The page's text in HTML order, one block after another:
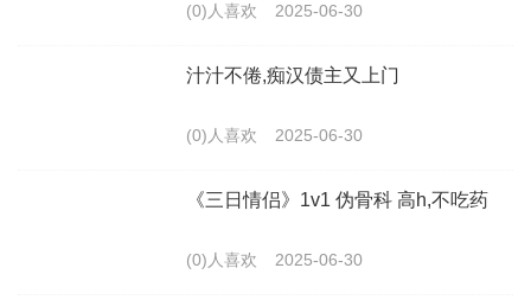
(0)人喜欢 2025-06-30
汁汁不倦,痴汉债主又上门
(0)人喜欢 2025-06-30
《三日情侣》1v1 伪骨科 高h,不吃药
(0)人喜欢 2025-06-30